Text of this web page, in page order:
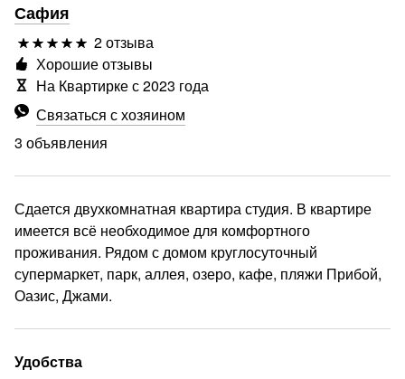
Сафия
2 отзыва
Связаться с хозяином
3 объявления
Хорошие отзывы
На Квартирке с 2023 года
Сдается двухкомнатная квартира студия. В квартире
имеется всё необходимое для комфортного
проживания. Рядом с домом круглосуточный
супермаркет, парк, аллея, озеро, кафе, пляжи Прибой,
Оазис, Джами.
Удобства